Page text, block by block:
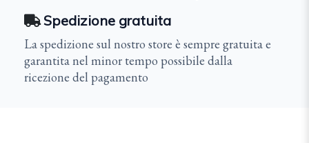
Spedizione gratuita
La spedizione sul nostro store è sempre gratuita e
garantita nel minor tempo possibile dalla
ricezione del pagamento